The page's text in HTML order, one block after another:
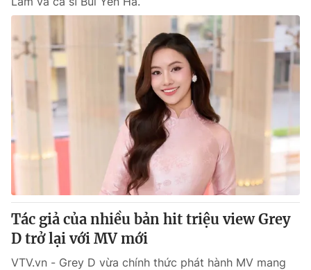
Tác giả của nhiều bản hit triệu view Grey
D trở lại với MV mới
VTV.vn - Grey D vừa chính thức phát hành MV mang